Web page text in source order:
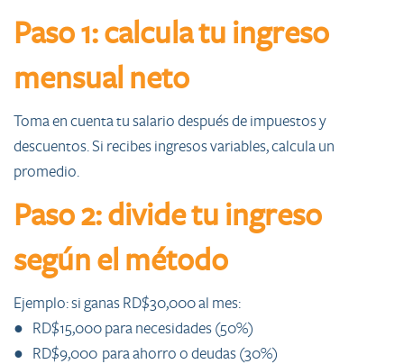
Paso 1: calcula tu ingreso
mensual neto
Toma en cuenta tu salario después de impuestos y
descuentos. Si recibes ingresos variables, calcula un
promedio.
Paso 2: divide tu ingreso
según el método
Ejemplo: si ganas RD$30,000 al mes:
● RD$15,000 para necesidades (50%)
● RD$9,000 para ahorro o deudas (30%)